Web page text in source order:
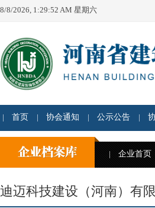
8/8/2026, 1:29:52 AM 星期六
首页 协会通知 公示公告
企业首页
迪迈科技建设（河南）有